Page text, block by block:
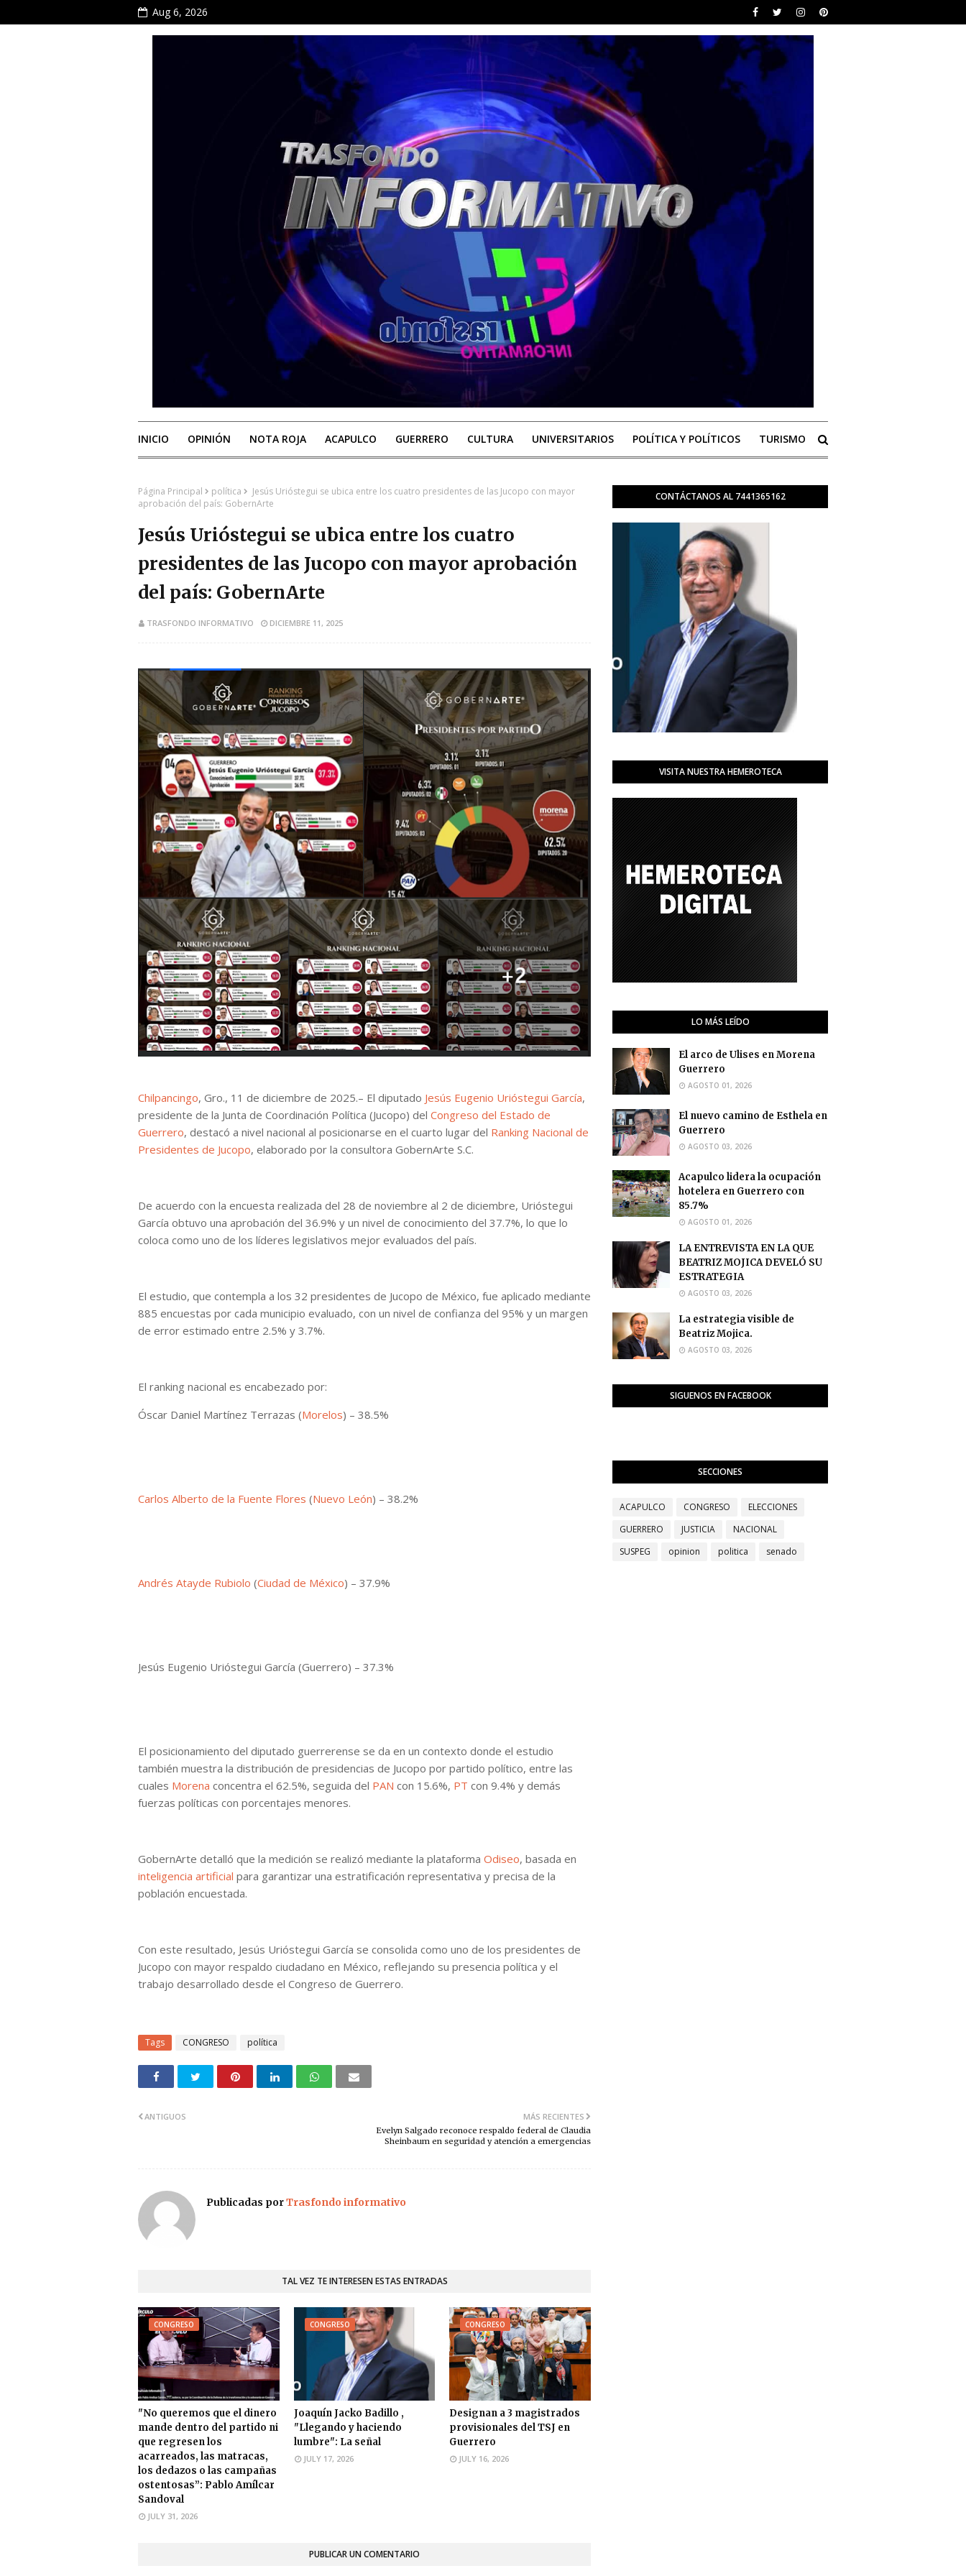
Aug 6, 2026
INICIO OPINIÓN NOTA ROJA ACAPULCO GUERRERO CULTURA UNIVERSITARIOS POLÍTICA Y POLÍTICOS TURISMO
Página Principal política
Jesús Urióstegui se ubica entre los cuatro presidentes de las Jucopo con mayor
aprobación del país: GobernArte
Jesús Urióstegui se ubica entre los cuatro
presidentes de las Jucopo con mayor aprobación
del país: GobernArte
TRASFONDO INFORMATIVO DICIEMBRE 11, 2025
Chilpancingo, Gro., 11 de diciembre de 2025.– El diputado Jesús Eugenio Urióstegui García,
presidente de la Junta de Coordinación Política (Jucopo) del Congreso del Estado de
Guerrero, destacó a nivel nacional al posicionarse en el cuarto lugar del Ranking Nacional de
Presidentes de Jucopo, elaborado por la consultora GobernArte S.C.
De acuerdo con la encuesta realizada del 28 de noviembre al 2 de diciembre, Urióstegui
García obtuvo una aprobación del 36.9% y un nivel de conocimiento del 37.7%, lo que lo
coloca como uno de los líderes legislativos mejor evaluados del país.
El estudio, que contempla a los 32 presidentes de Jucopo de México, fue aplicado mediante
885 encuestas por cada municipio evaluado, con un nivel de confianza del 95% y un margen
de error estimado entre 2.5% y 3.7%.
El ranking nacional es encabezado por:
Óscar Daniel Martínez Terrazas (Morelos) – 38.5%
Carlos Alberto de la Fuente Flores (Nuevo León) – 38.2%
Andrés Atayde Rubiolo (Ciudad de México) – 37.9%
Jesús Eugenio Urióstegui García (Guerrero) – 37.3%
El posicionamiento del diputado guerrerense se da en un contexto donde el estudio
también muestra la distribución de presidencias de Jucopo por partido político, entre las
cuales Morena concentra el 62.5%, seguida del PAN con 15.6%, PT con 9.4% y demás
fuerzas políticas con porcentajes menores.
GobernArte detalló que la medición se realizó mediante la plataforma Odiseo, basada en
inteligencia artificial para garantizar una estratificación representativa y precisa de la
población encuestada.
Con este resultado, Jesús Urióstegui García se consolida como uno de los presidentes de
Jucopo con mayor respaldo ciudadano en México, reflejando su presencia política y el
trabajo desarrollado desde el Congreso de Guerrero.
Tags CONGRESO política
MÁS RECIENTES
Evelyn Salgado reconoce respaldo federal de Claudia
Sheinbaum en seguridad y atención a emergencias
ANTIGUOS
Publicadas porTrasfondo informativo
TAL VEZ TE INTERESEN ESTAS ENTRADAS
CONGRESO
"No queremos que el dinero
mande dentro del partido ni
que regresen los
acarreados, las matracas,
los dedazos o las campañas
ostentosas”: Pablo Amílcar
Sandoval
JULY 31, 2026
CONGRESO
Joaquín Jacko Badillo ,
"Llegando y haciendo
lumbre": La señal
JULY 17, 2026
CONGRESO
Designan a 3 magistrados
provisionales del TSJ en
Guerrero
JULY 16, 2026
PUBLICAR UN COMENTARIO
CONTÁCTANOS AL 7441365162
VISITA NUESTRA HEMEROTECA
LO MÁS LEÍDO
El arco de Ulises en Morena
Guerrero
AGOSTO 01, 2026
El nuevo camino de Esthela en
Guerrero
AGOSTO 03, 2026
Acapulco lidera la ocupación
hotelera en Guerrero con
85.7%
AGOSTO 01, 2026
LA ENTREVISTA EN LA QUE
BEATRIZ MOJICA DEVELÓ SU
ESTRATEGIA
AGOSTO 03, 2026
La estrategia visible de
Beatriz Mojica.
AGOSTO 03, 2026
SIGUENOS EN FACEBOOK
SECCIONES
ACAPULCO CONGRESO
ELECCIONES
GUERRERO
JUSTICIA
NACIONAL
SUSPEG
opinion politica senado